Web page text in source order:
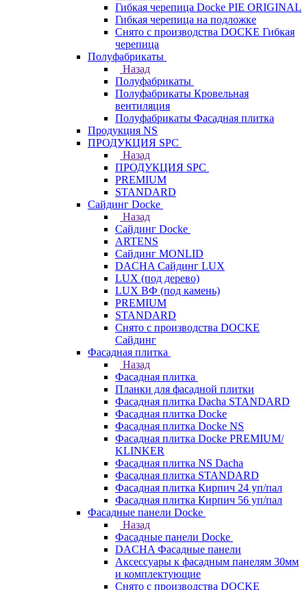
Гибкая черепица Docke PIE ОRIGINАL
Гибкая черепица на подложке
Снято с производства DOCKE Гибкая
черепица
Полуфабрикаты
Назад
Полуфабрикаты
Полуфабрикаты Кровельная
вентиляция
Полуфабрикаты Фасадная плитка
Продукция NS
ПРОДУКЦИЯ SPC
Назад
ПРОДУКЦИЯ SPC
PREMIUM
STANDARD
Сайдинг Docke
Назад
Сайдинг Docke
ARTENS
Cайдинг MONLID
DACHA Сайдинг LUX
LUX (под дерево)
LUX ВФ (под камень)
PREMIUM
STANDARD
Снято с производства DOCKE
Сайдинг
Фасадная плитка
Назад
Фасадная плитка
Планки для фасадной плитки
Фасадная плитка Dacha STANDARD
Фасадная плитка Docke
Фасадная плитка Docke NS
Фасадная плитка Docke PREMIUM/
KLINKER
Фасадная плитка NS Dacha
Фасадная плитка STANDARD
Фасадная плитка Кирпич 24 уп/пал
Фасадная плитка Кирпич 56 уп/пал
Фасадные панели Docke
Назад
Фасадные панели Docke
DACHA Фасадные панели
Аксессуары к фасадным панелям 30мм
и комплектующие
Снято с производства DOCKE